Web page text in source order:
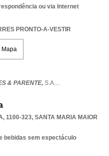
ou via Internet
PRONTO-A-VESTIR
Mapa
& PARENTE, S.A....
1100-323, SANTA MARIA MAIOR
bebidas sem espectáculo